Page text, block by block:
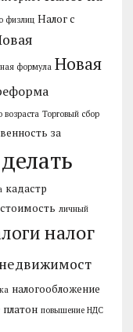
физлиц Налог с
формула Новая
возраста Торговый сбор
за
кадастр
личный
налог
налогообложение
платон повышение НДС